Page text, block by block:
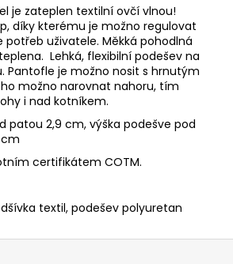
je zateplen textilní ovčí vlnou!
díky kterému je možno regulovat
potřeb uživatele. Měkká pohodlná
Lehká, flexibilní podešev na
Pantofle je možno nosit s hrnutým
možno narovnat nahoru, tím
i nad kotníkem.
patou 2,9 cm, výška podešve pod
certifikátem COTM.
textil, podešev polyuretan